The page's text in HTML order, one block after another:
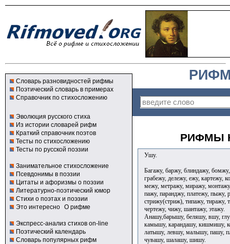
Словарь разновидностей рифмы
Поэтический словарь в примерах
Справочник по стихосложению
Эволюция русского стиха
Из истории словарей рифм
Краткий справочник поэтов
Тесты по стихосложению
Тесты по русской поэзии
Занимательное стихосложение
Псевдонимы в поэзии
Цитаты и афоризмы о поэзии
Литературно-поэтический юмор
Стихи о поэтах и поэзии
Это интересно О рифме
Экспресс-анализ стихов on-line
Поэтический календарь
Словарь популярных рифм
РИФМЫ
Ушу.
Багажу, баржу, блиндажу,
грабежу, дележу, ежу, картежу,
межу, метражу, миражу,
пажу, паранджу, платежу, пыжу,
стрижу(стриж), типажу, тиражу,
чертежу, чижу, шантажу, этажу.
Анашу,барышу, беляшу, вшу,
камышу, карандашу, кишмишу,
латышу, левшу, малышу, пашу,
чувашу, шалашу, шишу.